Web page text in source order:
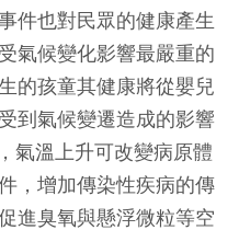
件也對民眾的健康產生
氣候變化影響最嚴重的
的孩童其健康將從嬰兒
到氣候變遷造成的影響
氣溫上升可改變病原體
，增加傳染性疾病的傳
進臭氧與懸浮微粒等空